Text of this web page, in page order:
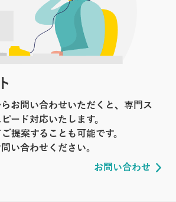
お問い合わせいただくと、専門ス
ード対応いたします。
提案することも可能です。
い合わせください。
お問い合わせ